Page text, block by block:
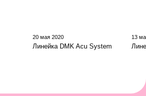
20 мая 2020
Линейка DMK Acu System
13